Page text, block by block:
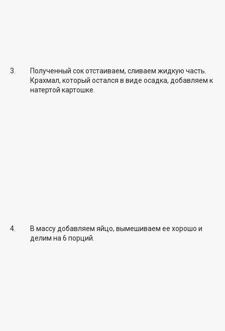
Полученный сок отстаиваем, сливаем жидкую часть.
Крахмал, который остался в виде осадка, добавляем к
натертой картошке.
В массу добавляем яйцо, вымешиваем ее хорошо и
делим на 6 порций.